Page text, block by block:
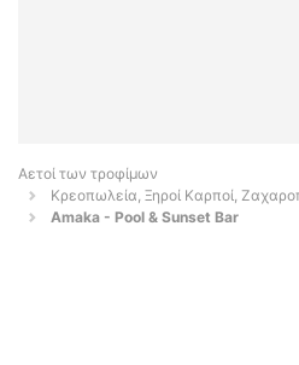
Αετοί των τροφίμων
Κρεοπωλεία, Ξηροί Καρποί,
Amaka - Pool & Sunset Bar